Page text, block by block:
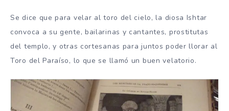
Se dice que para velar al toro del cielo, la diosa Ishtar
convoca a su gente, bailarinas y cantantes, prostitutas
del templo, y otras cortesanas para juntos poder llorar al
Toro del Paraíso, lo que se llamó un buen velatorio.